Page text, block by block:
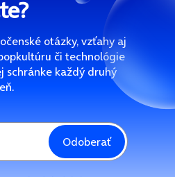
otázky, vzťahy aj
či technológie
schránke každý druhý
Odoberať